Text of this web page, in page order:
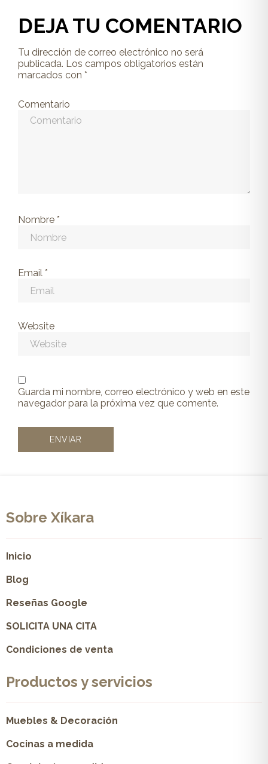
DEJA TU COMENTARIO
Tu dirección de correo electrónico no será
publicada. Los campos obligatorios están
marcados con *
Comentario
Nombre *
Email *
Website
Guarda mi nombre, correo electrónico y web en este
navegador para la próxima vez que comente.
Sobre Xíkara
Inicio
Blog
Reseñas Google
SOLICITA UNA CITA
Condiciones de venta
Productos y servicios
Muebles & Decoración
Cocinas a medida